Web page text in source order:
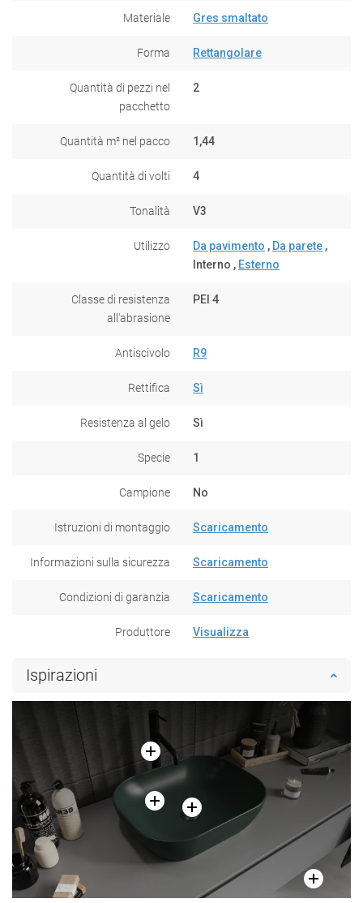
Materiale Gres smaltato
Forma Rettangolare
Quantità di pezzi nel
pacchetto
2
Quantità m² nel pacco 1,44
Quantità di volti 4
Tonalità V3
Utilizzo Da pavimento , Da parete ,
Interno , Esterno
Classe di resistenza
all'abrasione
PEI 4
Antiscivolo R9
Rettifica Sì
Resistenza al gelo Sì
Specie 1
Campione No
Istruzioni di montaggio Scaricamento
Informazioni sulla sicurezza Scaricamento
Condizioni di garanzia Scaricamento
Produttore Visualizza
Ispirazioni